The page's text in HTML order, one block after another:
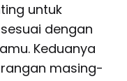
untuk
dengan
Keduanya
masing-